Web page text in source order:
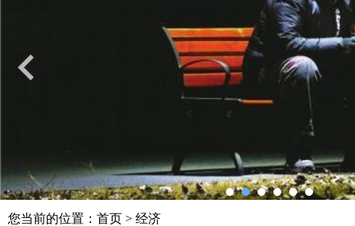
您当前的位置： 首页 > 经济